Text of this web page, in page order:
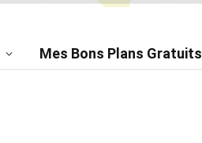
Mes Bons Plans Gratuits